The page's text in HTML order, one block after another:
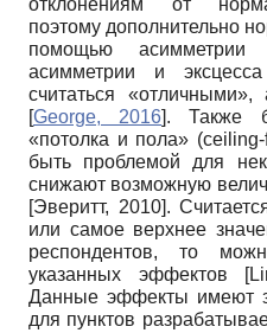
поэтому дополнительно
помощью асимметрии
асимметрии и
считаться
[George, 2016]. Также
«потолка и пола»
быть проблемой для
снижают возможную
[Эверитт, 2010].
или самое верхнее
респондентов, то
указанных эффектов
[
Данные эффекты имеют
для пунктов